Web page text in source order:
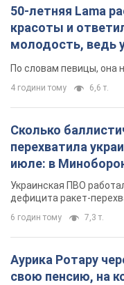
50-летняя Lama
красоты и
молодость, ведь
По словам певицы, она
4 години тому 6,6 т.
Сколько
перехватила
июле: в
Украинская ПВО
дефицита ракет-
6 годин тому 7,3 т.
Аурика Ротару
свою пенсию, на